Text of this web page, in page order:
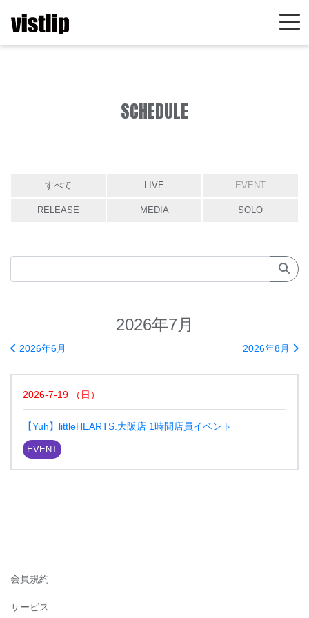
SCHEDULE
すべて LIVE EVENT
RELEASE MEDIA SOLO
2026年7月
2026年6月 2026年8月
2026-7-19 （ 日 ）
【Yuh】littleHEARTS.大阪店 1時間店員イベント
EVENT
会員規約
サービス